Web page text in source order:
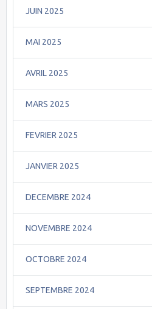
JUIN 2025
MAI 2025
AVRIL 2025
MARS 2025
FEVRIER 2025
JANVIER 2025
DECEMBRE 2024
NOVEMBRE 2024
OCTOBRE 2024
SEPTEMBRE 2024